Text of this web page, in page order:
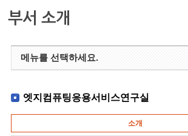
부서 소개
메뉴를 선택하세요.
엣지컴퓨팅응용서비스연구실
소개